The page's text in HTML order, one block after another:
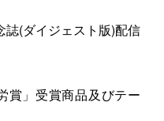
(ダイジェスト版)配信
賞」受賞商品及びテー